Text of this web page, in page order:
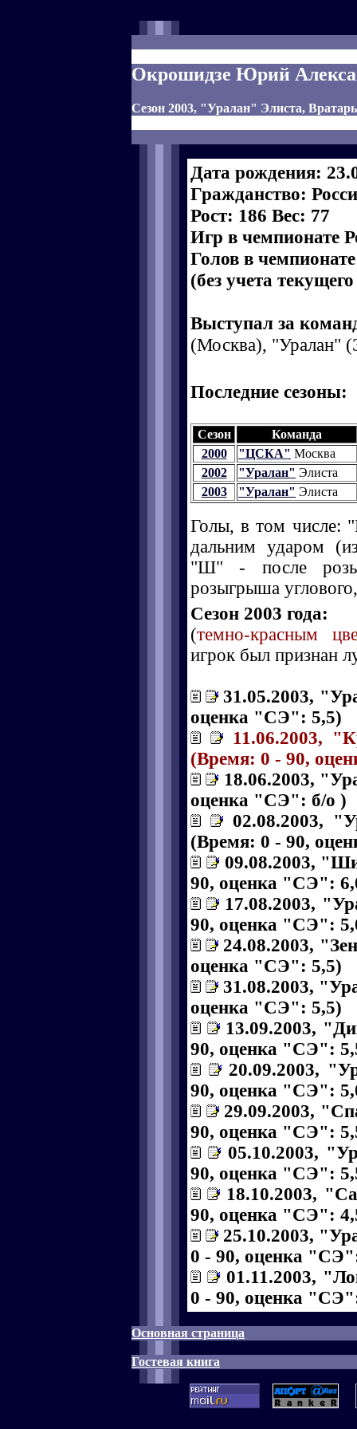
Окрошидзе Юрий
Сезон 2003, "Уралан" Элиста, Вратарь
Дата рождения:
Гражданство:
Рост: 186 Вес: 77
Игр в чемпионате
Голов в
(без учета
Выступал за
(Москва), "Уралан"
Последние сезоны:
Сезон
Команда
2000
"ЦСКА" Москва
2002
"Уралан" Элиста
2003
"Уралан" Элиста
Голы, в том числе:
дальним ударом
"Ш" - после
розыгрыша
Сезон 2003 года:
(темно-красным
игрок был признан
31.05.2003,
оценка "СЭ": 5,5)
11.06.2003,
(Время: 0 - 90,
18.06.2003,
оценка "СЭ": б/о )
02.08.2003,
(Время: 0 - 90,
09.08.2003,
90, оценка "СЭ":
17.08.2003,
90, оценка "СЭ":
24.08.2003,
оценка "СЭ": 5,5)
31.08.2003,
оценка "СЭ": 5,5)
13.09.2003,
90, оценка "СЭ":
20.09.2003,
90, оценка "СЭ":
29.09.2003,
90, оценка "СЭ":
05.10.2003,
90, оценка "СЭ":
18.10.2003,
90, оценка "СЭ":
25.10.2003,
0 - 90, оценка
01.11.2003,
0 - 90, оценка
Основная страница
Гостевая книга